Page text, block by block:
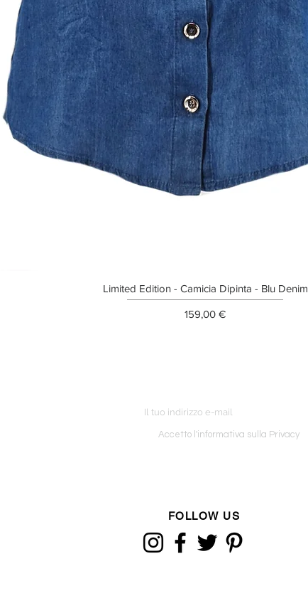
Limited Edition - Camicia Dipinta - Blu Denim
Prezzo
159,00 €
Accetto l'informativa sulla Privacy
FOLLOW US